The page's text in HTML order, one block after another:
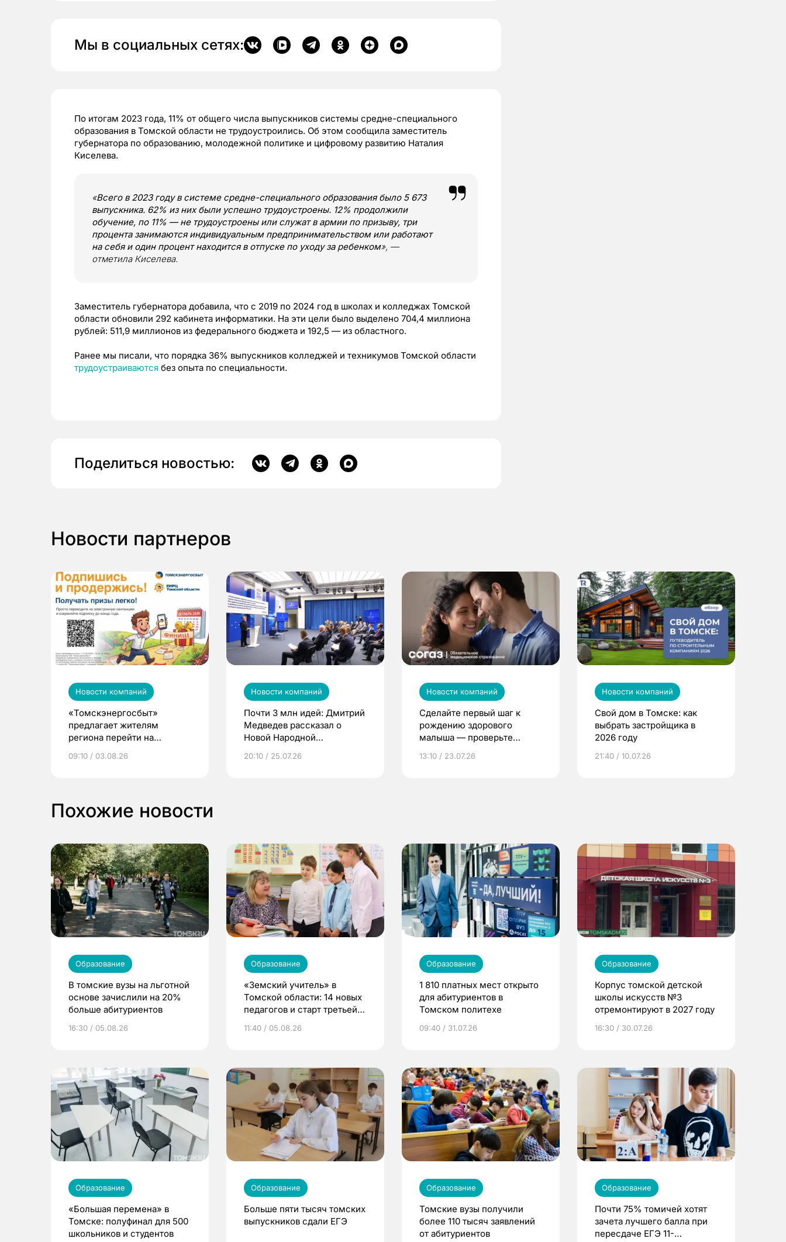
Мы в социальных сетях:
По итогам 2023 года, 11% от общего числа выпускников системы средне-специального
образования в Томской области не трудоустроились. Об этом сообщила заместитель
губернатора по образованию, молодежной политике и цифровому развитию Наталия
Киселева.
«Всего в 2023 году в системе средне-специального образования было 5 673
выпускника. 62% из них были успешно трудоустроены. 12% продолжили
обучение, по 11% — не трудоустроены или служат в армии по призыву, три
процента занимаются индивидуальным предпринимательством или работают
на себя и один процент находится в отпуске по уходу за ребенком», —
отметила Киселева.
Заместитель губернатора добавила, что с 2019 по 2024 год в школах и колледжах Томской
области обновили 292 кабинета информатики. На эти цели было выделено 704,4 миллиона
рублей: 511,9 миллионов из федерального бюджета и 192,5 — из областного.
Ранее мы писали, что порядка 36% выпускников колледжей и техникумов Томской области
трудоустраиваются без опыта по специальности.
Поделиться новостью:
Новости партнеров
Новости компаний
«Томскэнергосбыт»
предлагает жителям
региона перейти на
выиграть призы
09:10 / 03.08.26
Новости компаний
Почти 3 млн идей: Дмитрий
Медведев рассказал о
Новой Народной
20:10 / 25.07.26
Новости компаний
Сделайте первый шаг к
рождению здорового
малыша — проверьте
по ОМС!
13:10 / 23.07.26
Новости компаний
Свой дом в Томске: как
выбрать застройщика в
2026 году
21:40 / 10.07.26
Похожие новости
Образование
В томские вузы на льготной
основе зачислили на 20%
больше абитуриентов
16:30 / 05.08.26
Образование
«Земский учитель» в
Томской области: 14 новых
педагогов и старт третьей
11:40 / 05.08.26
Образование
1 810 платных мест открыто
для абитуриентов в
Томском политехе
09:40 / 31.07.26
Образование
Корпус томской детской
школы искусств №3
отремонтируют в 2027 году
16:30 / 30.07.26
Образование
«Большая перемена» в
Томске: полуфинал для 500
школьников и студентов
Образование
Больше пяти тысяч томских
выпускников сдали ЕГЭ
Образование
Томские вузы получили
более 110 тысяч заявлений
от абитуриентов
Образование
Почти 75% томичей хотят
зачета лучшего балла при
пересдаче ЕГЭ 11-